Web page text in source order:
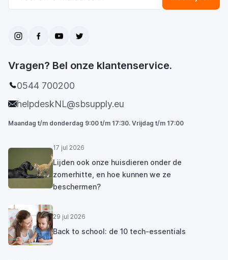
Vragen? Bel onze klantenservice.
0544 700200
helpdeskNL@sbsupply.eu
Maandag t/m donderdag 9:00 t/m 17:30. Vrijdag t/m 17:00
17 jul 2026
Lijden ook onze huisdieren onder de
zomerhitte, en hoe kunnen we ze
beschermen?
29 jul 2026
Back to school: de 10 tech-essentials